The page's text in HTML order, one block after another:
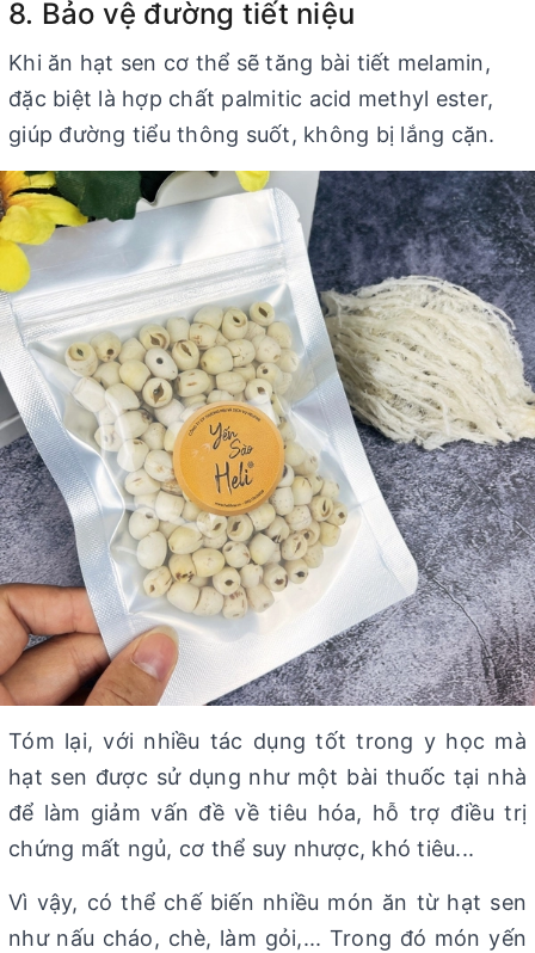
8. Bảo vệ đường tiết niệu
Khi ăn hạt sen cơ thể sẽ tăng bài tiết melamin,
đặc biệt là hợp chất palmitic acid methyl ester,
giúp đường tiểu thông suốt, không bị lắng cặn.
Tóm lại, với nhiều tác dụng tốt trong y học mà
hạt sen được sử dụng như một bài thuốc tại nhà
để làm giảm vấn đề về tiêu hóa, hỗ trợ điều trị
chứng mất ngủ, cơ thể suy nhược, khó tiêu...
Vì vậy, có thể chế biến nhiều món ăn từ hạt sen
như nấu cháo, chè, làm gỏi,... Trong đó món yến